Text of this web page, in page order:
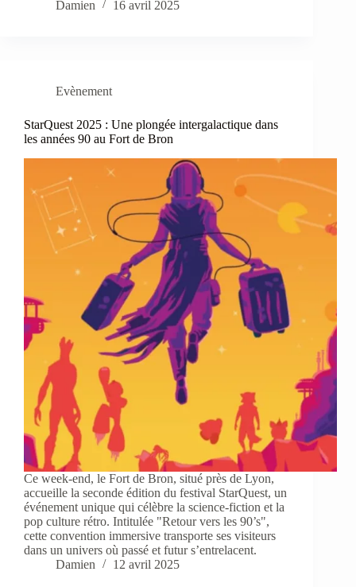
Damien
16 avril 2025
Evènement
StarQuest 2025 : Une plongée intergalactique dans
les années 90 au Fort de Bron
Ce week-end, le Fort de Bron, situé près de Lyon,
accueille la seconde édition du festival StarQuest, un
événement unique qui célèbre la science-fiction et la
pop culture rétro. Intitulée "Retour vers les 90’s",
cette convention immersive transporte ses visiteurs
dans un univers où passé et futur s’entrelacent.
Damien
12 avril 2025